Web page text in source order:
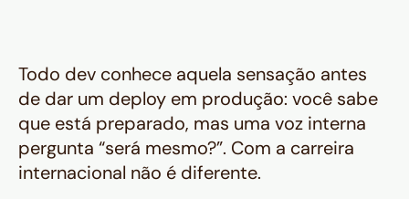
Todo dev conhece aquela sensação antes
de dar um deploy em produção: você sabe
que está preparado, mas uma voz interna
pergunta “será mesmo?”. Com a carreira
internacional não é diferente.